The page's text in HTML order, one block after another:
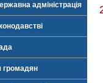
адміністрація
громадян